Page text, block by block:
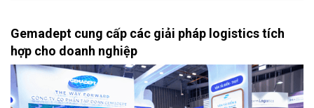
Gemadept cung cấp các giải pháp logistics tích
hợp cho doanh nghiệp